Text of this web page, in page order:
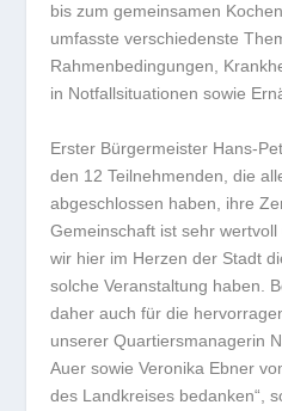
bis zum gemeinsamen
umfasste verschiedenste
Rahmenbedingungen,
in Notfallsituationen sowie
Erster Bürgermeister Hans-
den 12 Teilnehmenden, die
abgeschlossen haben, ihre
Gemeinschaft ist sehr
wir hier im Herzen der Stadt
solche Veranstaltung haben.
daher auch für die
unserer Quartiersmanagerin
Auer sowie Veronika Ebner
des Landkreises bedanken“,